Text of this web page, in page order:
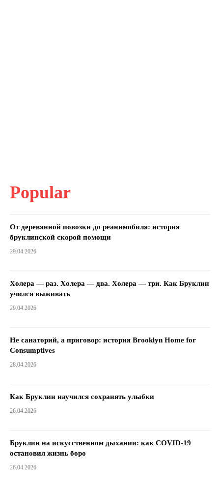
Popular
От деревянной повозки до реанимобиля: история
бруклинской скорой помощи
29.04.2026
Холера — раз. Холера — два. Холера — три. Как Бруклин
учился выживать
29.04.2026
Не санаторий, а приговор: история Brooklyn Home for
Consumptives
28.04.2026
Как Бруклин научился сохранять улыбки
26.04.2026
Бруклин на искусственном дыхании: как COVID-19
остановил жизнь боро
26.04.2026